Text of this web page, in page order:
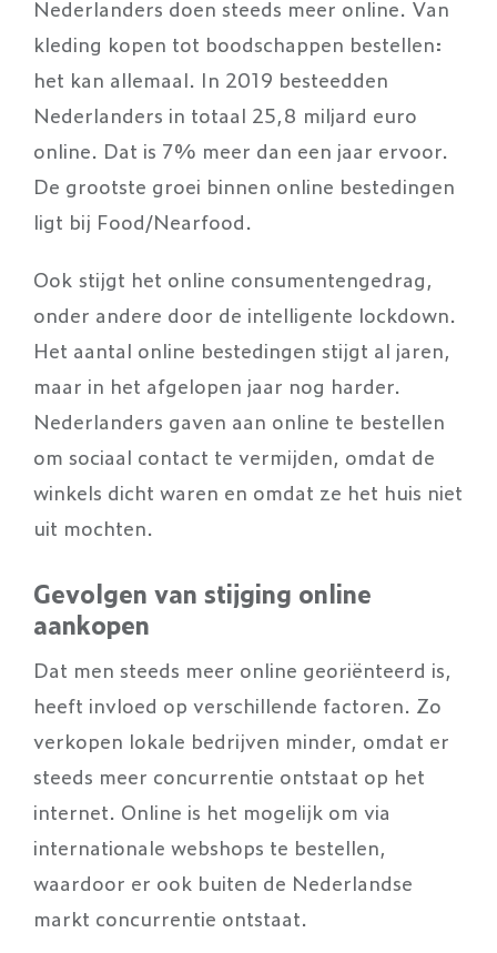
Nederlanders doen steeds meer online. Van
kleding kopen tot boodschappen bestellen:
het kan allemaal. In 2019 besteedden
Nederlanders in totaal 25,8 miljard euro
online. Dat is 7% meer dan een jaar ervoor.
De grootste groei binnen online bestedingen
ligt bij Food/Nearfood.
Ook stijgt het online consumentengedrag,
onder andere door de intelligente lockdown.
Het aantal online bestedingen stijgt al jaren,
maar in het afgelopen jaar nog harder.
Nederlanders gaven aan online te bestellen
om sociaal contact te vermijden, omdat de
winkels dicht waren en omdat ze het huis niet
uit mochten.
Gevolgen van stijging online
aankopen
Dat men steeds meer online georiënteerd is,
heeft invloed op verschillende factoren. Zo
verkopen lokale bedrijven minder, omdat er
steeds meer concurrentie ontstaat op het
internet. Online is het mogelijk om via
internationale webshops te bestellen,
waardoor er ook buiten de Nederlandse
markt concurrentie ontstaat.